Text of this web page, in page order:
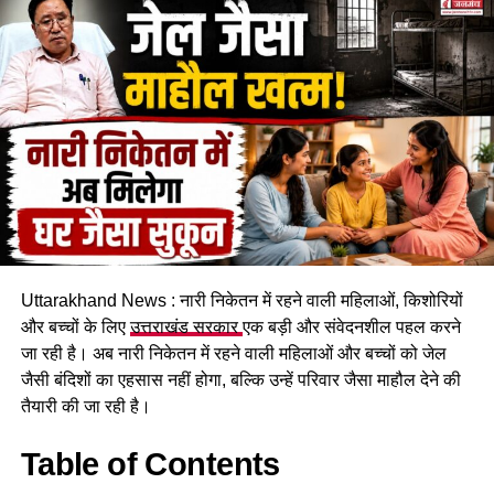
कार्यालय के एक हॉल में रहकर बिताई। प्रभावित लोगों का कहना है कि
पहाड़ी से बोल्डर गिरने का सिलसिला थम नहीं रहा है और ऐसे में किसी भी
समय बड़ा हादसा हो सकता है।
कचहरी कर्मचारी गोविंद सिंह नेगी के मुताबिक, जिस सरकारी आवास में पांच
परिवार रह रहे हैं, वो फिलहाल पूरी तरह सुरक्षित नहीं है। बोल्डर गिरने से
भवन को काफी नुकसान पहुंचा है और मौजूदा हालात में वहां रहना जोखिम
Uttarakhand News : नारी निकेतन में रहने वाली महिलाओं, किशोरियों
और बच्चों के लिएउत्तराखंड सरकारएक बड़ी और संवेदनशील पहल करने
जा रही है। अब नारी निकेतन में रहने वाली महिलाओं और बच्चों को जेल
जैसी बंदिशों का एहसास नहीं होगा, बल्कि उन्हें परिवार जैसा माहौल देने की
तैयारी की जा रही है।
Table of Contents